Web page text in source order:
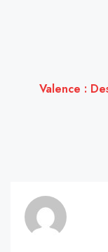
Valence :